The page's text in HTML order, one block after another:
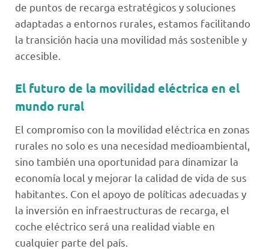
de puntos de recarga estratégicos y soluciones
adaptadas a entornos rurales, estamos facilitando
la transición hacia una movilidad más sostenible y
accesible.
El futuro de la movilidad eléctrica en el
mundo rural
El compromiso con la movilidad eléctrica en zonas
rurales no solo es una necesidad medioambiental,
sino también una oportunidad para dinamizar la
economía local y mejorar la calidad de vida de sus
habitantes. Con el apoyo de políticas adecuadas y
la inversión en infraestructuras de recarga, el
coche eléctrico será una realidad viable en
cualquier parte del país.